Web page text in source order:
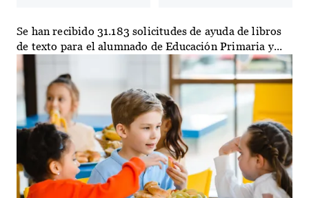
Se han recibido 31.183 solicitudes de ayuda de libros
de texto para el alumnado de Educación Primaria y...